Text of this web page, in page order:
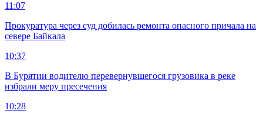
11:07
Прокуратура через суд добилась ремонта опасного причала на
севере Байкала
10:37
В Бурятии водителю перевернувшегося грузовика в реке
избрали меру пресечения
10:28